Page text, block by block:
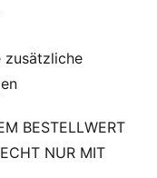
on-Konstruktion
im Schuh
Böden)
zusätzliche
BESTELLWERT
NUR MIT